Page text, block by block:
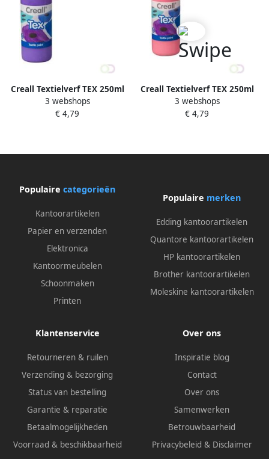
Creall Textielverf TEX 250ml
06 paars
3 webshops
€ 4,79
Creall Textielverf TEX 250ml
16 rose
3 webshops
€ 4,79
Populaire categorieën
Kantoorartikelen
Papier en verzenden
Elektronica
Kantoormeubelen
Schoonmaken
Printen
Populaire merken
Edding kantoorartikelen
Quantore kantoorartikelen
HP kantoorartikelen
Brother kantoorartikelen
Moleskine kantoorartikelen
Klantenservice
Retourneren & ruilen
Verzending & bezorging
Status van bestelling
Garantie & reparatie
Betaalmogelijkheden
Voorraad & beschikbaarheid
Over ons
Inspiratie blog
Contact
Over ons
Samenwerken
Betrouwbaarheid
Privacybeleid & Disclaimer